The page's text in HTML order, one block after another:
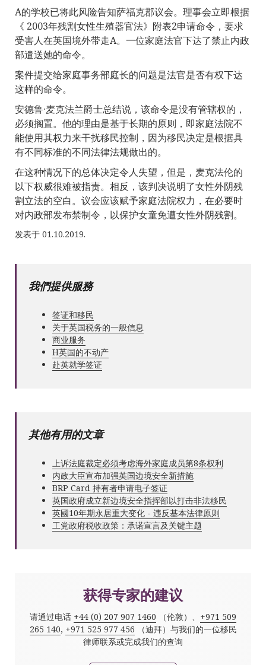
A的学校已将此风险告知萨福克郡议会。理事会立即根据
《 2003年残割女性生殖器官法》附表2申请命令，要求
受害人在英国境外带走A。一位家庭法官下达了禁止内政
部遣送她的命令。
案件提交给家庭事务部庭长的问题是法官是否有权下达
这样的命令。
安德鲁·麦克法兰爵士总结说，该命令是没有管辖权的，
必须搁置。他的理由是基于长期的原则，即家庭法院不
能使用其权力来干扰移民控制，因为移民决定是根据具
有不同标准的不同法律法规做出的。
在这种情况下的总体决定令人失望，但是，麦克法伦的
以下权威很难被指责。相反，该判决说明了女性外阴残
割立法的空白。议会应该赋予家庭法院权力，在必要时
对内政部发布禁制令，以保护女童免遭女性外阴残割。
发表于 01.10.2019.
我們提供服務
签证和移民
关于英国税务的一般信息
商业服务
Н英国的不动产
赴英就学签证
其他有用的文章
上诉法庭裁定必须考虑海外家庭成员第8条权利
内政大臣宣布加强英国边境安全新措施
BRP Card 持有者申请电子签证
英国政府成立新边境安全指挥部以打击非法移民
英國10年期永居重大变化 - 违反基本法律原则
工党政府税收政策：承诺宣言及关键主题
获得专家的建议
请通过电话 +44 (0) 207 907 1460 （伦敦）、 +971 509
265 140, +971 525 977 456 （迪拜）与我们的一位移民
律师联系或完成我们的查询